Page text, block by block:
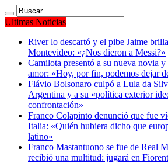
Ultimas Noticias
River lo descartó y el pibe Jaime
Montevideo: «¿Nos dieron a Messi?»
Camilota presentó a su nueva novia
amor: «Hoy, por fin, podemos dejar
Flávio Bolsonaro culpó a Lula da
Argentina y a su «política exterior
confrontación»
Franco Colapinto denunció que fue
Italia: «Quién hubiera dicho que
latino»
Franco Mastantuono se fue de Real
recibió una multitud: jugará en